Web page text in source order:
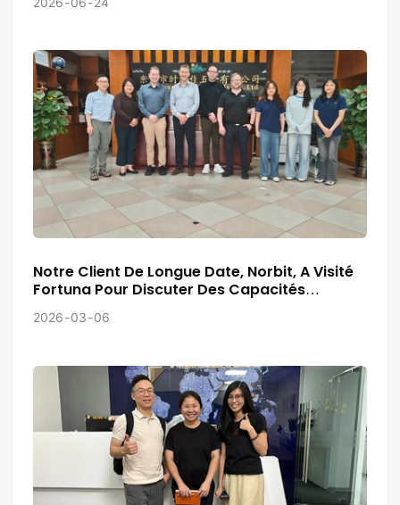
Notre Client De Longue Date, Norbit, A Visité
Fortuna Pour Discuter Des Capacités
Existantes En Matière De Développement De
Projets.
2026 03 06